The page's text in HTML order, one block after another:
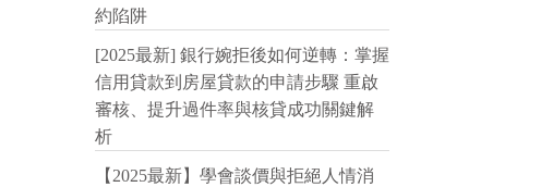
約陷阱
[2025最新] 銀行婉拒後如何逆轉：掌握
信用貸款到房屋貸款的申請步驟 重啟
審核、提升過件率與核貸成功關鍵解
析
【2025最新】學會談價與拒絕人情消